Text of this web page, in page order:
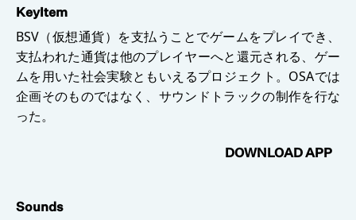
KeyItem
BSV（仮想通貨）を支払うことでゲームをプレイでき、
支払われた通貨は他のプレイヤーへと還元される、ゲー
ムを用いた社会実験ともいえるプロジェクト。OSAでは
企画そのものではなく、サウンドトラックの制作を行な
った。
DOWNLOAD APP
Sounds